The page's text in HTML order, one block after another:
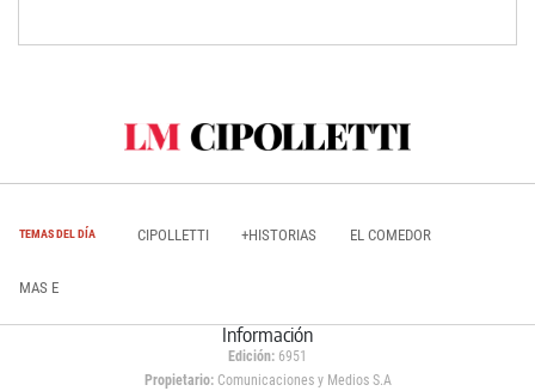
TEMAS DEL DÍA CIPOLLETTI +HISTORIAS EL COMEDOR
MAS E
Información
Edición: 6951
Propietario:Comunicaciones y Medios S.A